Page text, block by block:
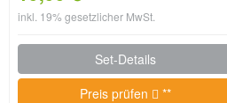
Teilen, 1 bewegliche Mikro-
Actionfigur, Spielzeug zum
Zusammenbauen, für
Kinder ab 5 Jahren
inkl. 19% gesetzlicher MwSt.
Set-Details
Preis prüfen
**